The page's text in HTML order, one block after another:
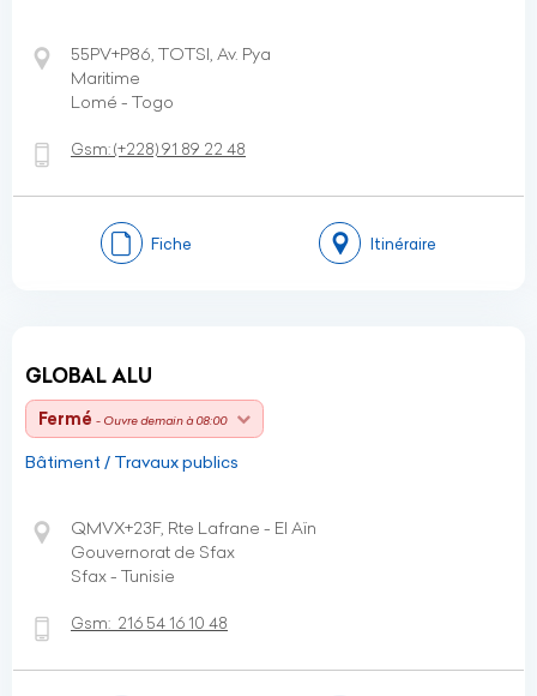
55PV+P86, TOTSI, Av. Pya
Maritime
Lomé - Togo
Gsm:(+228)91 89 22 48
Fiche Itinéraire
GLOBAL ALU
Fermé - Ouvre demain à 08:00
Bâtiment / Travaux publics
QMVX+23F, Rte Lafrane - El Aïn
Gouvernorat de Sfax
Sfax - Tunisie
Gsm: 216 54 16 10 48